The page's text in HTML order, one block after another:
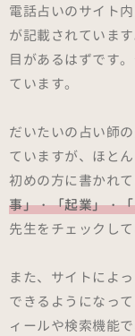
電話占いのサイト
が記載されていま
目があるはずです
ています。
だいたいの占い師
ていますが、ほと
初めの方に書かれ
事」・「起業」・
先生をチェックして
また、サイトによ
できるようになっ
ィールや検索機能